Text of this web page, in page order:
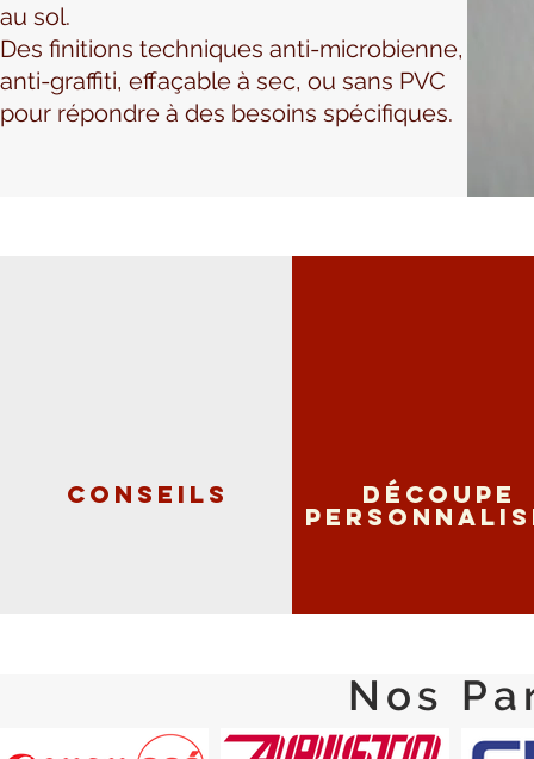
au sol.
Des finitions techniques anti-microbienne,
anti-graffiti, effaçable à sec, ou sans PVC
pour répondre à des besoins spécifiques.
Conseils Découpe
Nos